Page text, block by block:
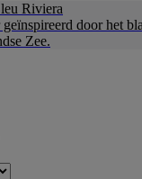
Riviera
door het
Zee.